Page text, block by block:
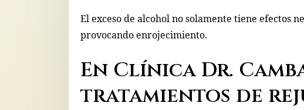
El exceso de alcohol no solamente tiene efectos
provocando enrojecimiento.
En Clínica Dr.
tratamientos de